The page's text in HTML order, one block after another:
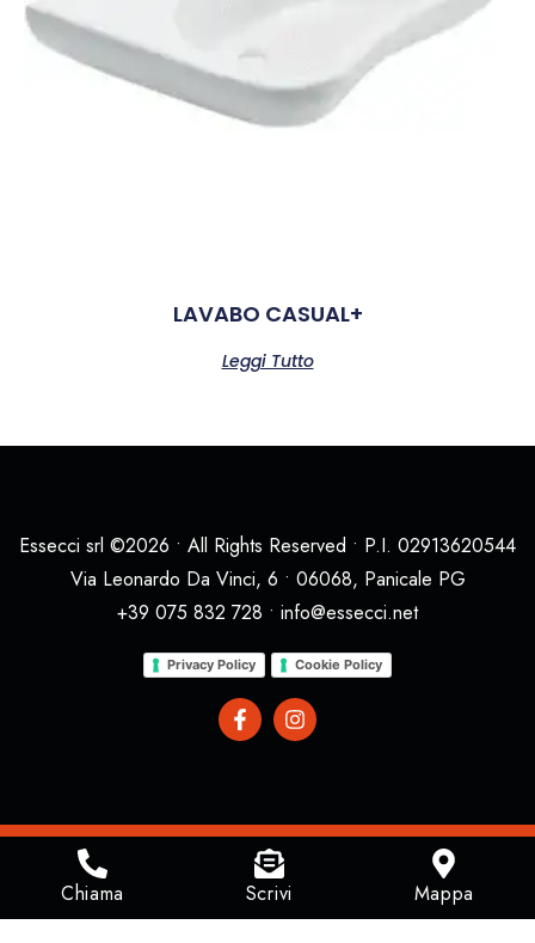
LAVABO CASUAL+
Leggi Tutto
Essecci srl ©2026 • All Rights Reserved • P.I. 02913620544
Via Leonardo Da Vinci, 6 • 06068, Panicale PG
+39 075 832 728 • info@essecci.net
Privacy Policy Cookie Policy
Chiama Scrivi Mappa